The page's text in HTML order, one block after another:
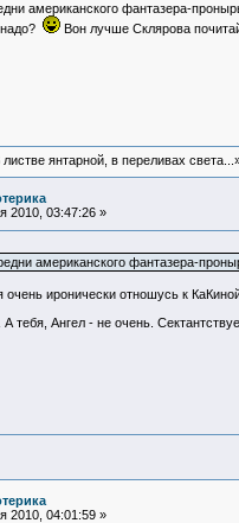
американского фантазера-
Вон лучше Склярова
янтарной, в переливах
2010, 03:47:26 »
американского фантазера-
очень иронически отношусь к
тебя, Ангел - не очень.
2010, 04:01:59 »